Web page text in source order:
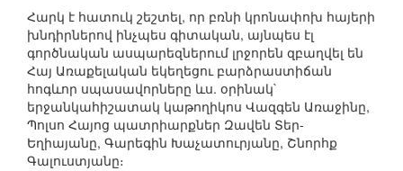
Հարկ է հատուկ շեշտել, որ բռնի կրոնափոխ հայերի
խնդիրներով ինչպես գիտական, այնպես էլ
գործնական ասպարեզներում լրջորեն զբաղվել են
Հայ Առաքելական եկեղեցու բարձրաստիճան
հոգևոր սպասավորները ևս. օրինակ`
երջանկահիշատակ կաթողիկոս Վազգեն Առաջինը,
Պոլսո Հայոց պատրիարքներ Զավեն Տեր-
Եղիայանը, Գարեգին Խաչատուրյանը, Շնորհք
Գալուստյանը։